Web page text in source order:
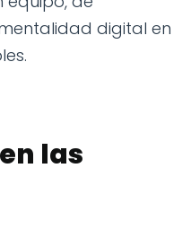
digital en
las